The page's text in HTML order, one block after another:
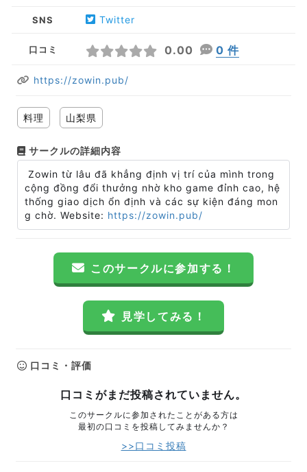
SNS Twitter
口コミ 0.00 0 件
https://zowin.pub/
料理 山梨県
サークルの詳細内容
Zowin từ lâu đã khẳng định vị trí của mình trong
cộng đồng đổi thưởng nhờ kho game đỉnh cao, hệ
thống giao dịch ổn định và các sự kiện đáng mon
g chờ. Website: https://zowin.pub/
このサークルに参加する！
見学してみる！
口コミ・評価
口コミがまだ投稿されていません。
このサークルに参加されたことがある方は
最初の口コミを投稿してみませんか？
>>口コミ投稿